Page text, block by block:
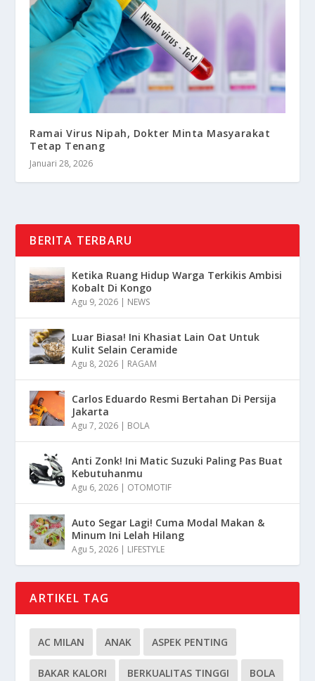
Ramai Virus Nipah, Dokter Minta Masyarakat
Tetap Tenang
Januari 28, 2026
BERITA TERBARU
Ketika Ruang Hidup Warga Terkikis Ambisi
Kobalt Di Kongo
Agu 9, 2026 | NEWS
Luar Biasa! Ini Khasiat Lain Oat Untuk
Kulit Selain Ceramide
Agu 8, 2026 | RAGAM
Carlos Eduardo Resmi Bertahan Di Persija
Jakarta
Agu 7, 2026 | BOLA
Anti Zonk! Ini Matic Suzuki Paling Pas Buat
Kebutuhanmu
Agu 6, 2026 | OTOMOTIF
Auto Segar Lagi! Cuma Modal Makan &
Minum Ini Lelah Hilang
Agu 5, 2026 | LIFESTYLE
ARTIKEL TAG
AC MILAN ANAK ASPEK PENTING
BAKAR KALORI BERKUALITAS TINGGI BOLA